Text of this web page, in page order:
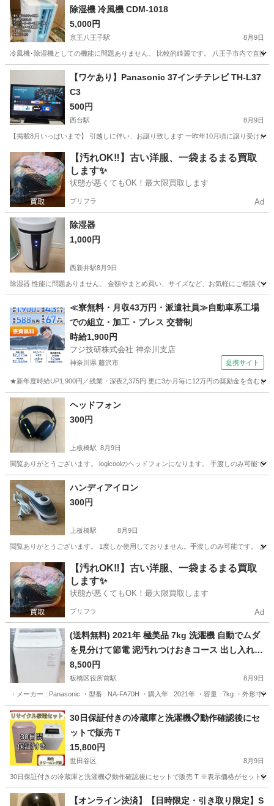
除湿機 冷風機 CDM-1018
5,000円
京王八王子駅 8月9日
冷風機･除湿機としての機能に問題ありません。 比較的綺麗です。 八王子市内で直接
東京 八王子市 京王八王子駅 季節、空調家電
【ワケあり】Panasonic 37インチテレビ TH-L37
C3
500円
西台駅 8月9日
【掲載8月いっぱいまで】 引越しに伴い、お譲り致します 一昨年10月頃に譲り受け
東京 板橋区 西台駅 テレビ 37インチ
【汚れOK‼️】古い洋服、一袋まるまる買取
します✨
状態が悪くてもOK！最大限買取します
プリフラ Ad
除湿器
1,000円
西新井駅8月9日
除湿器 性能に問題ありません。 金額やまとめ買い、サイズなど、お気軽にご相談く
西新井駅 季節、空調家電
≪寮無料・月収43万円・派遣社員≫自動車系工場
での組立・加工・プレス 交替制
時給1,900円
フジ技研株式会社 神奈川支店
神奈川県 藤沢市 提携サイト
★新年度時給UP1,900円／残業・深夜2,375円 更に3か月毎に12万円の奨励金を含む
神奈川 藤沢市 その他
ヘッドフォン
300円
上板橋駅 8月9日
閲覧ありがとうございます。 logicoolのヘッドフォンになります。 手渡しのみ可能で
東京 板橋区 上板橋駅 オーディオ
ハンディアイロン
300円
上板橋駅 8月9日
閲覧ありがとうございます。 1度しか使用しておりません。手渡しのみ可能です。 よ
東京 板橋区 上板橋駅 生活家電
【汚れOK‼️】古い洋服、一袋まるまる買取
します✨
状態が悪くてもOK！最大限買取します
プリフラ Ad
(送料無料) 2021年 極美品 7kg 洗濯機 自動でムダ
を見分けて節電 泥汚れつけおきコース 出し入れも
お手入れもラクラクすっきりフロント ④
8,500円
板橋区役所前駅 8月9日
・メーカー : Panasonic ・型番 : NA-FA70H ・購入年 : 2021年 ・容量 : 7kg ・外形寸
東京 板橋区 板橋区役所前駅 生活家電 衣類
30日保証付きの冷蔵庫と洗濯機📋動作確認後にセ
ットで販売 T
15,800円
世田谷区 8月9日
30日保証付きの冷蔵庫と洗濯機📋動作確認後にセットで販売 T ※表示価格がセット価
東京 世田谷区 生活家電 GS50
【オンライン決済】【日時限定・引き取り限定】S